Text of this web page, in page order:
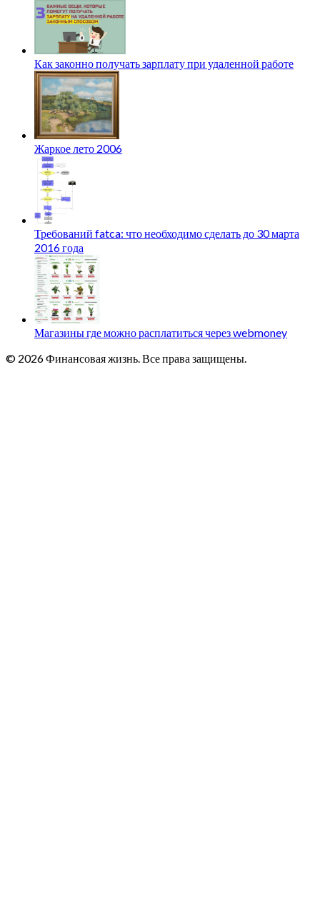
Как законно получать зарплату при удаленной работе
Жаркое лето 2006
Требований fatca: что необходимо сделать до 30 марта
2016 года
Магазины где можно расплатиться через webmoney
© 2026 Финансовая жизнь. Все права защищены.